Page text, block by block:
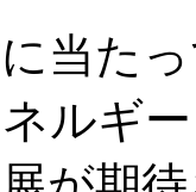
当た
ルギ